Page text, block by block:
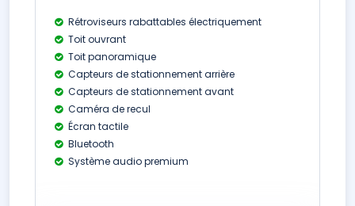
Rétroviseurs rabattables électriquement
Toit ouvrant
Toit panoramique
Capteurs de stationnement arrière
Capteurs de stationnement avant
Caméra de recul
Écran tactile
Bluetooth
Système audio premium